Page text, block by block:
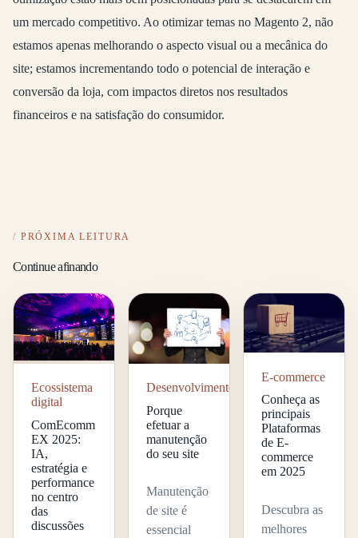
um mercado competitivo. Ao otimizar temas no Magento 2, não
estamos apenas melhorando o aspecto visual ou a mecânica do
site; estamos incrementando todo o potencial de interação e
conversão da loja, com impactos diretos nos resultados
financeiros e na satisfação do consumidor.
PRÓXIMA LEITURA
Continue afinando
Ecossistema
digital
ComEcomm
EX 2025:
IA,
estratégia e
performance
no centro
das
discussões
Desenvolvimento
Porque
efetuar a
manutenção
do seu site
Manutenção
de site é
essencial
E-commerce
Conheça as
principais
Plataformas
de E-
commerce
em 2025
Descubra as
melhores